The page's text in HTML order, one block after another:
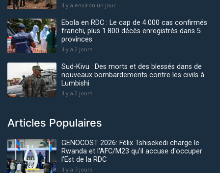
Il y a environ un jour
Ebola en RDC : Le cap de 4.000 cas confirmés
franchi, plus 1.800 décès enregistrés dans 5
provinces
Il y a 2 jours
Sud-Kivu : Des morts et des blessés dans de
nouveaux bombardements contre les civils à
Lumbishi
Il y a 2 jours
Articles Populaires
GENOCOST 2026: Félix Tshisekedi charge le
Rwanda et l'AFC/M23 qu'il accuse d'occuper
l'Est de la RDC
Il y a 7 jours